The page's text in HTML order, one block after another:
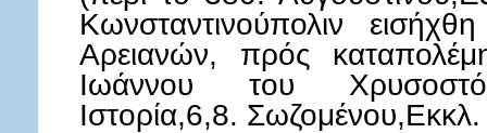
Κωνσταντινούπολιν
Αρειανών, πρός
Ιωάννου του
Ιστορία,6,8. Σωζομένου,Εκκλ.